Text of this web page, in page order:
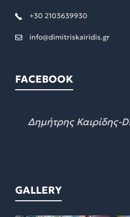
+30 2103639930
info@dimitriskairidis.gr
FACEBOOK
Δημήτρης Καιρίδης-
GALLERY